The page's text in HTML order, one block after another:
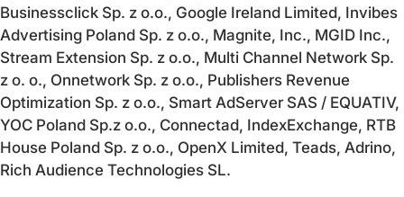
Businessclick Sp. z o.o., Google Ireland Limited, Invibes
Advertising Poland Sp. z o.o., Magnite, Inc., MGID Inc.,
Stream Extension Sp. z o.o., Multi Channel Network Sp.
z o. o., Onnetwork Sp. z o.o., Publishers Revenue
Optimization Sp. z o.o., Smart AdServer SAS / EQUATIV,
YOC Poland Sp.z o.o., Connectad, IndexExchange, RTB
House Poland Sp. z o.o., OpenX Limited, Teads, Adrino,
Rich Audience Technologies SL.